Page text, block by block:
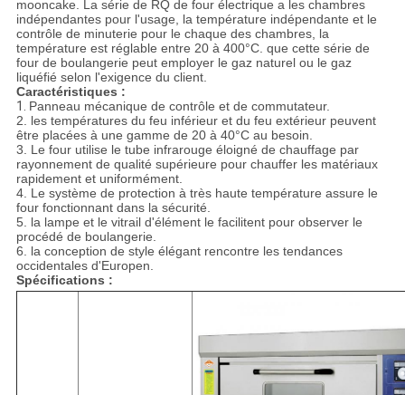
mooncake. La série de RQ de four électrique a les chambres
indépendantes pour l'usage, la température indépendante et le
contrôle de minuterie pour le chaque des chambres, la
température est réglable entre 20 à 400°C. que cette série de
four de boulangerie peut employer le gaz naturel ou le gaz
liquéfié selon l'exigence du client.
Caractéristiques :
1. Panneau mécanique de contrôle et de commutateur.
2. les températures du feu inférieur et du feu extérieur peuvent
être placées à une gamme de 20 à 40°C au besoin.
3. Le four utilise le tube infrarouge éloigné de chauffage par
rayonnement de qualité supérieure pour chauffer les matériaux
rapidement et uniformément.
4. Le système de protection à très haute température assure le
four fonctionnant dans la sécurité.
5. la lampe et le vitrail d'élément le facilitent pour observer le
procédé de boulangerie.
6. la conception de style élégant rencontre les tendances
occidentales d'Europen.
Spécifications :